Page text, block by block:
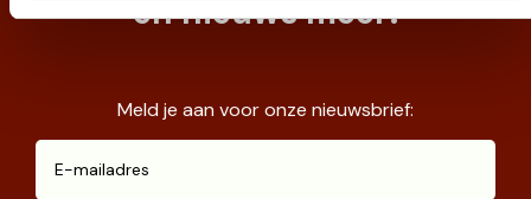
en nieuws meer!
Meld je aan voor onze nieuwsbrief: